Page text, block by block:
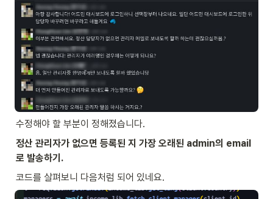
수정해야 할 부분이 정해졌습니다.
정산 관리자가 없으면 등록된 지 가장 오래된 admin의 email
로 발송하기.
코드를 살펴보니 다음처럼 되어 있네요.